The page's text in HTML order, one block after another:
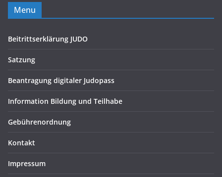
Menu
Beitrittserklärung JUDO
Satzung
Beantragung digitaler Judopass
Information Bildung und Teilhabe
Gebührenordnung
Kontakt
Impressum